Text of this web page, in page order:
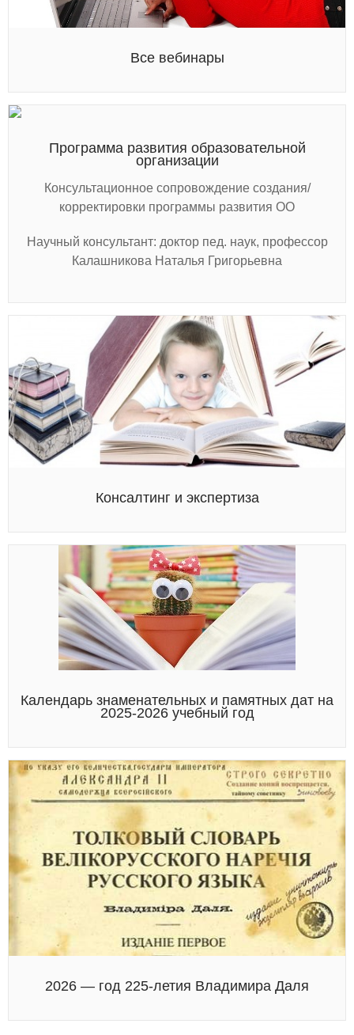
Все вебинары
Программа развития образовательной
организации
Консультационное сопровождение создания/
корректировки программы развития ОО
Научный консультант: доктор пед. наук, профессор
Калашникова Наталья Григорьевна
Консалтинг и экспертиза
Календарь знаменательных и памятных дат на
2025-2026 учебный год
2026 — год 225-летия Владимира Даля